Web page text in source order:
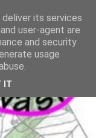
its services
user-agent are
and security
usage
IT